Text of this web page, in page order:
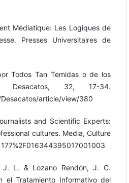
Médiatique: Les Logiques de
Presses Universitaires de
Todos Tan Temidas o de los
Desacatos, 32, 17-34.
article/view/380
and Scientific Experts:
cultures. Media, Culture
J. L. & Lozano Rendón, J. C.
el Tratamiento Informativo del